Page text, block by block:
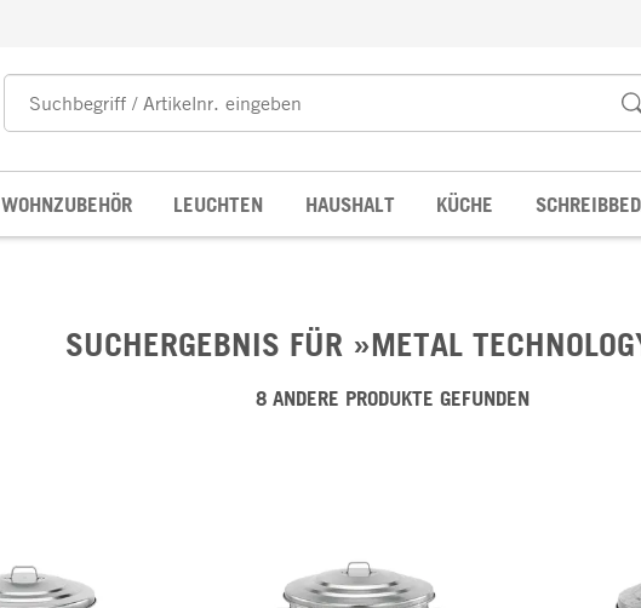
WOHNZUBEHÖR LEUCHTEN HAUSHALT KÜCHE
SUCHERGEBNIS FÜR »METAL
8 ANDERE PRODUKTE GEFUNDEN